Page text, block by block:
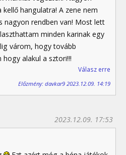
hangulatra! A zene nem
nagyon rendben van! Most lett
minden karinak egy
várom, hogy tovább
alakul a sztori!!!
Válasz erre
Előzmény: davkar9 2023.12.09. 14:19
2023.12.09. 17:53